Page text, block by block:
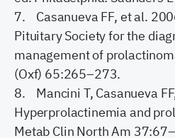
7. Casanueva FF, et al.
Pituitary Society for the
management of
(Oxf) 65:265–273.
8. Mancini T, Casanueva
Hyperprolactinemia and
Metab Clin North Am